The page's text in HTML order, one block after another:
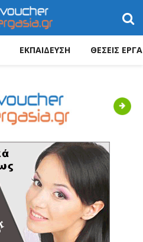
ΕΚΠΑΙΔΕΥΣΗ ΘΕΣΕΙΣ
Next